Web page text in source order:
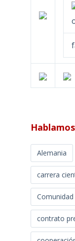
Alemania
carrera
contrato